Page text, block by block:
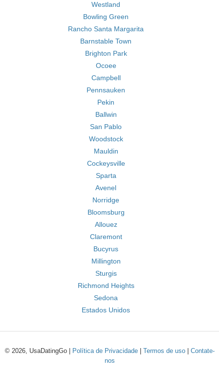
Westland
Bowling Green
Rancho Santa Margarita
Barnstable Town
Brighton Park
Ocoee
Campbell
Pennsauken
Pekin
Ballwin
San Pablo
Woodstock
Mauldin
Cockeysville
Sparta
Avenel
Norridge
Bloomsburg
Allouez
Claremont
Bucyrus
Millington
Sturgis
Richmond Heights
Sedona
Estados Unidos
© 2026, UsaDatingGo | Política de Privacidade| Termos de uso| Contate-
nos